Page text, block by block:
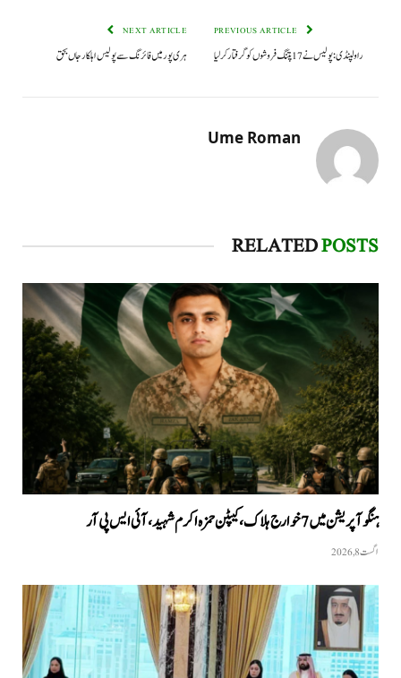
راولپنڈی: پولیس نے 17 پتنگ فروشوں کو گرفتار کر لیا
NEXT ARTICLE
ہری پور میں فائرنگ سے پولیس اہلکار جاں بحق
Ume Roman
RELATEDPOSTS
ہنگو آپریشن میں 7 خوارج ہلاک، کیپٹن حمزہ اکرم شہید، آئی ایس پی آر
اگست 8, 2026